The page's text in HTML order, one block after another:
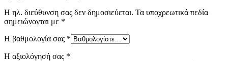
Η ηλ. διεύθυνση σας δεν δημοσιεύεται. Τα υποχρεωτικά πεδία
σημειώνονται με *
Η βαθμολογία σας *
Η αξιολόγησή σας *